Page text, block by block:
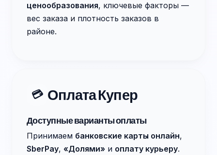
ценообразования, ключевые факторы —
вес заказа и плотность заказов в
районе.
💳 Оплата Купер
Доступные варианты оплаты
Принимаем банковские карты онлайн,
SberPay, «Долями» и оплату курьеру.